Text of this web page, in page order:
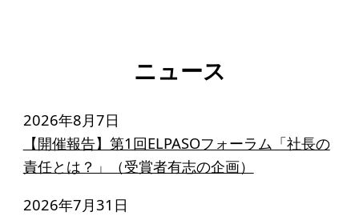
入会案内
会員限定ページ
寄付のお願い
ニュース
2026年8月7日
【開催報告】第1回ELPASOフォーラム「社長の
責任とは？」（受賞者有志の企画）
2026年7月31日